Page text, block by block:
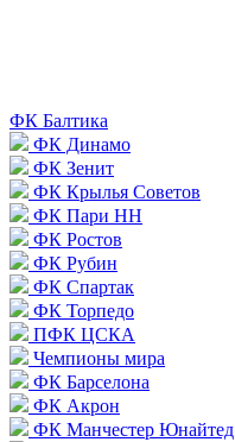
ФК Балтика
ФК Динамо
ФК Зенит
ФК Крылья Советов
ФК Пари НН
ФК Ростов
ФК Рубин
ФК Спартак
ФК Торпедо
ПФК ЦСКА
Чемпионы мира
ФК Барселона
ФК Акрон
ФК Манчестер Юнайтед